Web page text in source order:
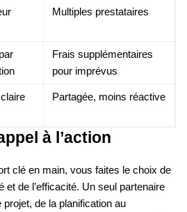
Multiples prestataires
Frais supplémentaires
pour imprévus
Partagée, moins réactive
à l’action
clé en main, vous faites le choix de
et de l’efficacité. Un seul partenaire
projet, de la planification au